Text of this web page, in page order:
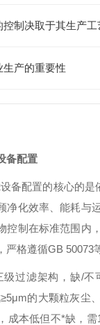
制决取于其生产工
产的重要性
备配置
备配置的核心的是
净化效率、能耗与
控制在标准范围内
严格遵循GB 50073
级过滤架构，缺/不
的大颗粒灰尘
成本低但不*缺，